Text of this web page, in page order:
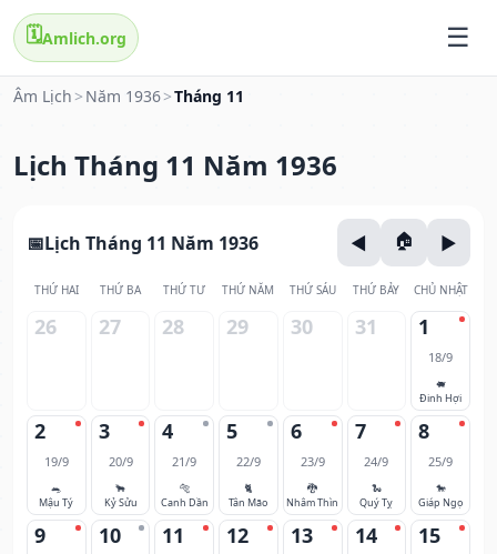
🗓️Amlich.org
Âm Lịch > Năm 1936>Tháng 11
Lịch Tháng 11 Năm 1936
Lịch Tháng 11 Năm 1936
THỨ HAI THỨ BA THỨ TƯ THỨ NĂM THỨ SÁU THỨ BẢY CHỦ NHẬT
26 27 28 29 30 31 1
18/9
🐖
Đinh Hợi
2
19/9
🐀
Mậu Tý
3
20/9
🐂
Kỷ Sửu
4
21/9
🐅
Canh Dần
5
22/9
🐈
Tân Mão
6
23/9
🐉
Nhâm Thìn
7
24/9
🐍
Quý Tỵ
8
25/9
🐎
Giáp Ngọ
9 10 11 12 13 14 15